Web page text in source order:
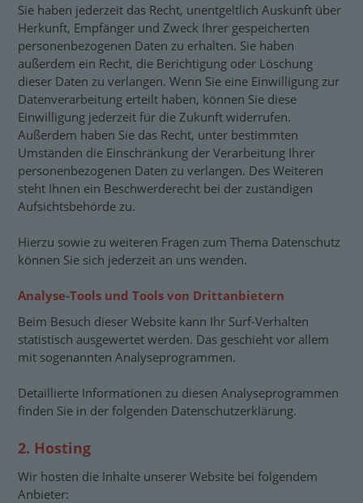
Sie haben jederzeit das Recht, unentgeltlich Auskunft über
Herkunft, Empfänger und Zweck Ihrer gespeicherten
personenbezogenen Daten zu erhalten. Sie haben
außerdem ein Recht, die Berichtigung oder Löschung
dieser Daten zu verlangen. Wenn Sie eine Einwilligung zur
Datenverarbeitung erteilt haben, können Sie diese
Einwilligung jederzeit für die Zukunft widerrufen.
Außerdem haben Sie das Recht, unter bestimmten
Umständen die Einschränkung der Verarbeitung Ihrer
personenbezogenen Daten zu verlangen. Des Weiteren
steht Ihnen ein Beschwerderecht bei der zuständigen
Aufsichtsbehörde zu.
Hierzu sowie zu weiteren Fragen zum Thema Datenschutz
können Sie sich jederzeit an uns wenden.
Analyse-Tools und Tools von Dritt­anbietern
Beim Besuch dieser Website kann Ihr Surf-Verhalten
statistisch ausgewertet werden. Das geschieht vor allem
mit sogenannten Analyseprogrammen.
Detaillierte Informationen zu diesen Analyseprogrammen
finden Sie in der folgenden Datenschutzerklärung.
2. Hosting
Wir hosten die Inhalte unserer Website bei folgendem
Anbieter: